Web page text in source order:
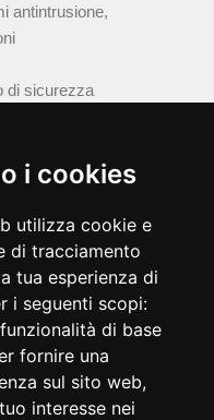
i cookies
utilizza cookie e
di tracciamento
tua esperienza di
i seguenti scopi:
di base
fornire una
sul sito web,
interesse nei
antintrusione,
di sicurezza
avere l’originale tra